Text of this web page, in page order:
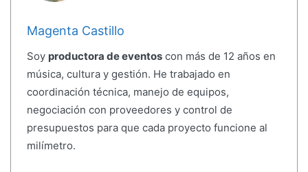
Magenta Castillo
Soy productora de eventoscon más de 12 años en
música, cultura y gestión. He trabajado en
coordinación técnica, manejo de equipos,
negociación con proveedores y control de
presupuestos para que cada proyecto funcione al
milímetro.